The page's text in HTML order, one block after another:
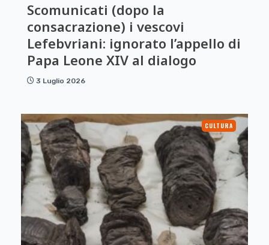
Scomunicati (dopo la
consacrazione) i vescovi
Lefebvriani: ignorato l’appello di
Papa Leone XIV al dialogo
3 Luglio 2026
CULTURA